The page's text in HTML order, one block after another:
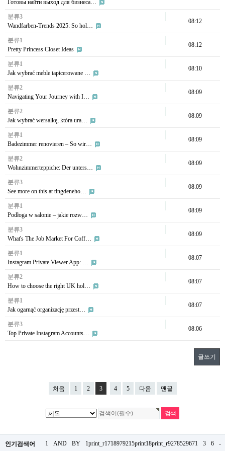
Готовы найти выход для бизнеса…
분류3
Wandfarben-Trends 2025: So hol…
08:12
분류1
Pretty Princess Closet Ideas
08:12
분류1
Jak wybrać meble tapicerowane …
08:10
분류2
Navigating Your Journey with I…
08:09
분류2
Jak wybrać wersalkę, która ura…
08:09
분류1
Badezimmer renovieren – So wir…
08:09
분류2
Wohnzimmerteppiche: Der unters…
08:09
분류3
See more on this at tingdeneho…
08:09
분류1
Podłoga w salonie – jakie rozw…
08:09
분류3
What's The Job Market For Coff…
08:09
분류1
Instagram Private Viewer App: …
08:07
분류2
How to choose the right UK hol…
08:07
분류1
Jak ogarnąć organizację przest…
08:07
분류3
Top Private Instagram Accounts…
08:06
글쓰기
처음 1 2 3 4 5 다음 맨끝
인기검색어 1 AND BY 1print_r1718979215print18print_r9278529671 3 6 -